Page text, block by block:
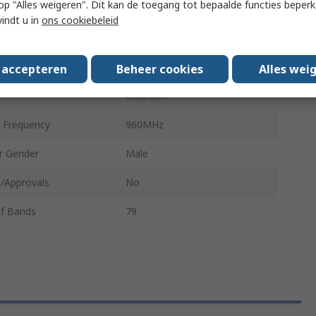
1.57MHz
5.6dBi
Guardian
960MHz
Gender Male
Approvals No
Bands 79
"Alles weigeren". Dit kan de toegang tot bepaalde functies
u in ons cookiebeleid
Beheer cookies Alles